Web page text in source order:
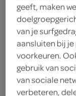
4 plakken
4 zakjes
espresso
geeft, maken
van je
aansluiten bij
voorkeuren.
gebruik van
van sociale
verbeteren,